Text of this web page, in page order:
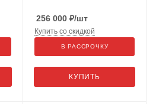
256 000 ₽/шт
КУПИТЬ
Купить со скидкой
В РАССРОЧКУ